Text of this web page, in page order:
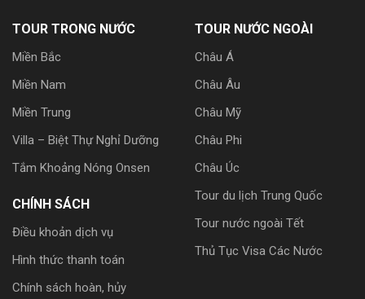
TOUR TRONG NƯỚC
Miền Bắc
Miền Nam
Miền Trung
Villa – Biệt Thự Nghỉ Dưỡng
Tắm Khoảng Nóng Onsen
CHÍNH SÁCH
Điều khoản dịch vụ
Hình thức thanh toán
Chính sách hoàn, hủy
TOUR NƯỚC NGOÀI
Châu Á
Châu Âu
Châu Mỹ
Châu Phi
Châu Úc
Tour du lịch Trung Quốc
Tour nước ngoài Tết
Thủ Tục Visa Các Nước